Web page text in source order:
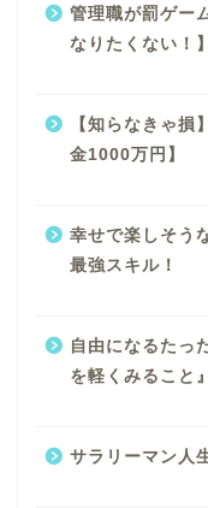
管理職が罰ゲー
なりたくない！】
【知らなきゃ損
金1000万円】
幸せで楽しそう
最強スキル！
自由になるたっ
を軽くみること』
サラリーマン人